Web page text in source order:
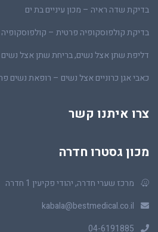
בדיקת שדה ראיה – מכון עיניים בת ים
בדיקת קולפוסקופיה פרטית –
דליפת שתן אצל נשים, בריחת שתן אצל נשים
כאבי אגן כרוניים אצל נשים – רופאת נשים
צרו איתנו קשר
מכון גסטרו חדרה
מרכז שערי חדרה, יהודי פקיעין 1 חדרה
kabala@bestmedical.co.il
04-6191885